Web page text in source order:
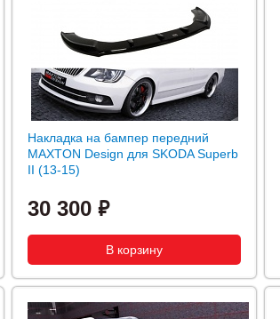
Накладка на бампер передний
MAXTON Design для SKODA Superb
II (13-15)
30 300